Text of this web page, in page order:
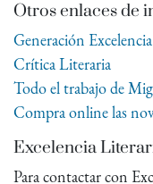
Otros enlaces de
Generación
Crítica Literaria
Todo el trabajo de
Compra online las
Excelencia
Para contactar con